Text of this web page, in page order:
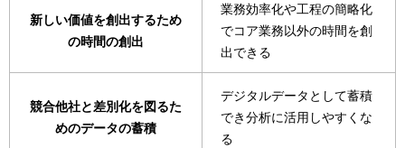
新しい価値を創出するため
の時間の創出
業務効率化や工程の簡略化
でコア業務以外の時間を創
出できる
競合他社と差別化を図るた
めのデータの蓄積
デジタルデータとして蓄積
でき分析に活用しやすくな
る